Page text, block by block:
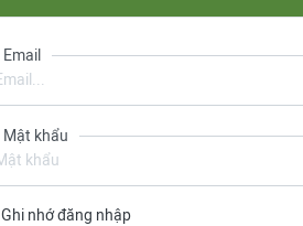
Email
Mật khẩu
Ghi nhớ đăng nhập